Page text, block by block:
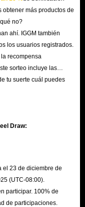
los eventos que se están
ganar un flujo
desafíos en el juego,
daños.
contenido de MLBB es
también puedes
clave (KOL) para
las siguientes
al menos 10,000
frecuencia a al menos
si eres un espectador,
si participas en
competencias.
más productos de
no?
ahí. IGGM también
los usuarios registrados.
recompensa
sorteo incluye las
tu suerte cuál puedes
Draw:
el 23 de diciembre de
(UTC-08:00).
participar. 100% de
de participaciones.